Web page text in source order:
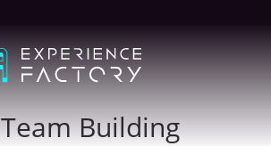
Team Building